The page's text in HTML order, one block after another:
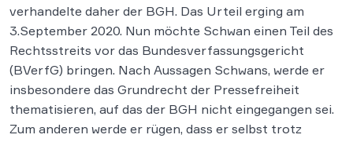
verhandelte daher der BGH. Das Urteil erging am
3.September 2020. Nun möchte Schwan einen Teil des
Rechtsstreits vor das Bundesverfassungsgericht
(BVerfG) bringen. Nach Aussagen Schwans, werde er
insbesondere das Grundrecht der Pressefreiheit
thematisieren, auf das der BGH nicht eingegangen sei.
Zum anderen werde er rügen, dass er selbst trotz